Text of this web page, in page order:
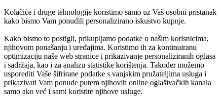
Kolačiće i druge tehnologije koristimo samo uz Vaš osobni pristanak
kako bismo Vam ponudili personalizirano iskustvo kupnje.
Kako bismo to postigli, prikupljamo podatke o našim korisnicima,
njihovom ponašanju i uređajima. Koristimo ih za kontinuiranu
optimizaciju naše web stranice i prikazivanje personaliziranih oglasa
i sadržaja, kao i za analizu statistike korištenja. Također možemo
usporediti Vaše šifrirane podatke s vanjskim pružateljima usluga i
prikazivati Vam ponude putem njihovih online oglašivačkih kanala
samo ako već i sami koristite njihove usluge.